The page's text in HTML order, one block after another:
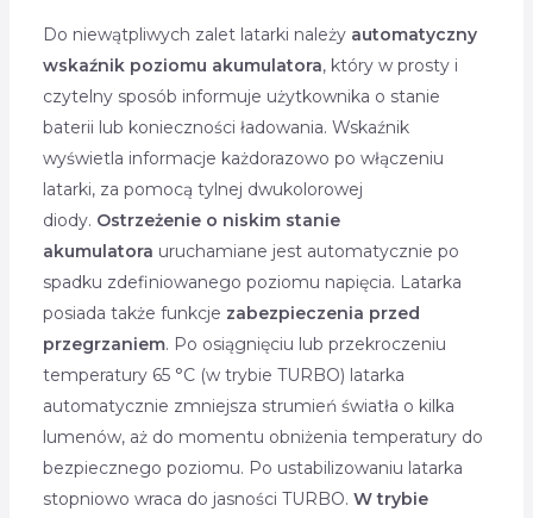
Do niewątpliwych zalet latarki należyautomatyczny
wskaźnik poziomu akumulatora, który w prosty i
czytelny sposób informuje użytkownika o stanie
baterii lub konieczności ładowania. Wskaźnik
wyświetla informacje każdorazowo po włączeniu
latarki, za pomocą tylnej dwukolorowej
diody. Ostrzeżenie o niskim stanie
akumulatora uruchamiane jest automatycznie po
spadku zdefiniowanego poziomu napięcia. Latarka
posiada także funkcje zabezpieczenia przed
przegrzaniem. Po osiągnięciu lub przekroczeniu
temperatury 65 °C (w trybie TURBO) latarka
automatycznie zmniejsza strumień światła o kilka
lumenów, aż do momentu obniżenia temperatury do
bezpiecznego poziomu. Po ustabilizowaniu latarka
stopniowo wraca do jasności TURBO. W trybie